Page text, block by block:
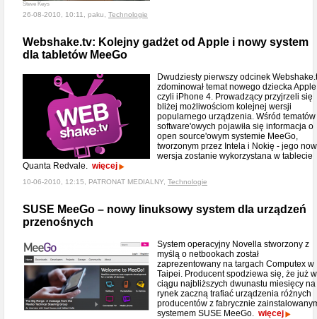
Steve Keys
26-08-2010, 10:11, paku, Technologie
Webshake.tv: Kolejny gadżet od Apple i nowy system
dla tabletów MeeGo
Dwudziesty pierwszy odcinek
zdominował temat nowego dziecka
czyli iPhone 4. Prowadzący przyjrzeli się
bliżej możliwościom kolejnej wersji
popularnego urządzenia. Wśród tematów
software'owych pojawiła się informacja o
open source'owym systemie MeeGo,
tworzonym przez Intela i Nokię - jego
wersja zostanie wykorzystana w tablecie
Quanta Redvale. więcej
10-06-2010, 12:15, PATRONAT MEDIALNY, Technologie
SUSE MeeGo – nowy linuksowy system dla urządzeń
przenośnych
System operacyjny Novella stworzony z
myślą o netbookach został
zaprezentowany na targach Computex w
Taipei. Producent spodziewa się, że już w
ciągu najbliższych dwunastu miesięcy na
rynek zaczną trafiać urządzenia różnych
producentów z fabrycznie
systemem SUSE MeeGo. więcej